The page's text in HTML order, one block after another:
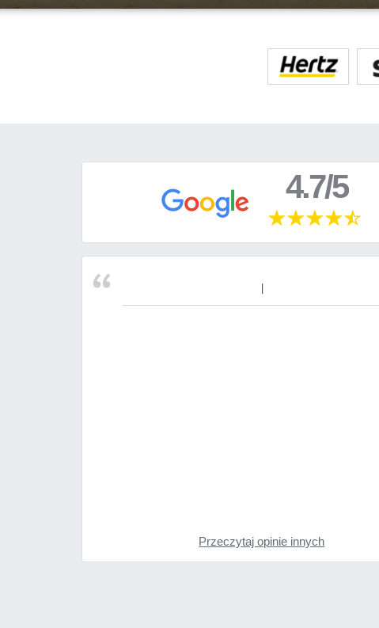
4.7/5
Przeczytaj opinie innych